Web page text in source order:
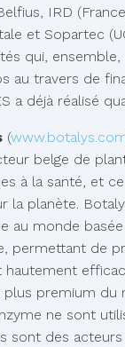
IRD
et Sopartec
qui,
au travers de
a déjà réalisé
(
belge de
à la santé, et
la planète.
au monde
permettant de
hautement
plus premium du
ne sont
sont des